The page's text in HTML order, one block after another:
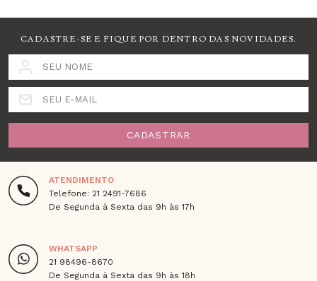
CADASTRE-SE E FIQUE POR DENTRO DAS NOVIDADES.
SEU NOME
SEU E-MAIL
CADASTRAR
ATENDIMENTO
Telefone: 21 2491-7686
De Segunda à Sexta das 9h às 17h
WHATSAPP
21 98496-8670
De Segunda à Sexta das 9h às 18h